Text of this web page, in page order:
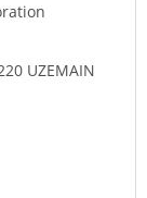
UZEMAIN